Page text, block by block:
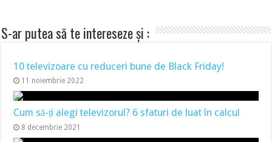
S-ar putea să te intereseze și :
10 televizoare cu reduceri bune de Black Friday!
11 noiembrie 2022
Cum să-ți alegi televizorul? 6 sfaturi de luat în calcul
8 decembrie 2021